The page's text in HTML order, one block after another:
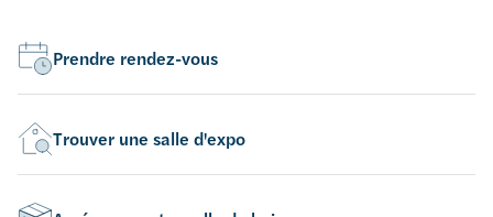
Prendre rendez-vous
Trouver une salle d'expo